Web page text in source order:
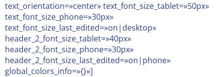
text_orientation=»center» text_font_size_tablet=»50px»
text_font_size_phone=»30px»
text_font_size_last_edited=»on|desktop»
header_2_font_size_tablet=»40px»
header_2_font_size_phone=»30px»
header_2_font_size_last_edited=»on|phone»
global_colors_info=»{}»]